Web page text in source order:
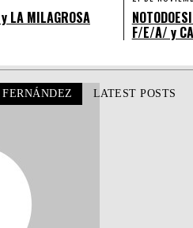
LA MILAGROSA
F/E/A/ y
LATEST POSTS